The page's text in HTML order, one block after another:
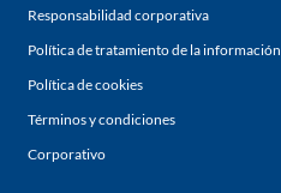
Responsabilidad corporativa
Política de tratamiento de la información
Política de cookies
Términos y condiciones
Corporativo